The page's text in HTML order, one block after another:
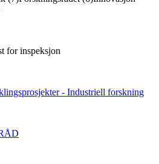
for inspeksjon
- Industriell forskning